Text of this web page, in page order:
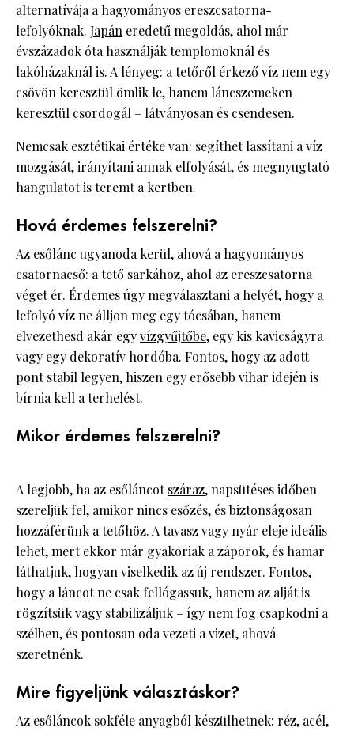
alternatívája a hagyományos ereszcsatorna-
lefolyóknak. Japán eredetű megoldás, ahol már
évszázadok óta használják templomoknál és
lakóházaknál is. A lényeg: a tetőről érkező víz nem egy
csövön keresztül ömlik le, hanem láncszemeken
keresztül csordogál – látványosan és csendesen.
Nemcsak esztétikai értéke van: segíthet lassítani a víz
mozgását, irányítani annak elfolyását, és megnyugtató
hangulatot is teremt a kertben.
Hová érdemes felszerelni?
Az esőlánc ugyanoda kerül, ahová a hagyományos
csatornacső: a tető sarkához, ahol az ereszcsatorna
véget ér. Érdemes úgy megválasztani a helyét, hogy a
lefolyó víz ne álljon meg egy tócsában, hanem
elvezethesd akár egyvízgyűjtőbe, egy kis kavicságyra
vagy egy dekoratív hordóba. Fontos, hogy az adott
pont stabil legyen, hiszen egy erősebb vihar idején is
bírnia kell a terhelést.
Mikor érdemes felszerelni?
A legjobb, ha az esőláncotszáraz, napsütéses időben
szereljük fel, amikor nincs esőzés, és biztonságosan
hozzáférünk a tetőhöz. A tavasz vagy nyár eleje ideális
lehet, mert ekkor már gyakoriak a záporok, és hamar
láthatjuk, hogyan viselkedik az új rendszer. Fontos,
hogy a láncot ne csak fellógassuk, hanem az alját is
rögzítsük vagy stabilizáljuk – így nem fog csapkodni a
szélben, és pontosan oda vezeti a vizet, ahová
szeretnénk.
Mire figyeljünk választáskor?
Az esőláncok sokféle anyagból készülhetnek: réz, acél,